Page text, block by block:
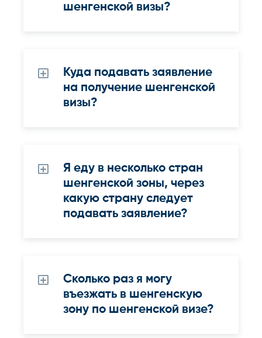
шенгенской визы?
Куда подавать заявление
на получение шенгенской
визы?
Я еду в несколько стран
шенгенской зоны, через
какую страну следует
подавать заявление?
Сколько раз я могу
въезжать в шенгенскую
зону по шенгенской визе?